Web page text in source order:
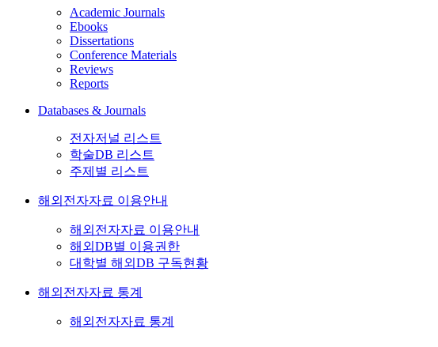
Academic Journals
Ebooks
Dissertations
Conference Materials
Reviews
Reports
Databases & Journals
전자저널 리스트
학술DB 리스트
주제별 리스트
해외전자자료 이용안내
해외전자자료 이용안내
해외DB별 이용권한
대학별 해외DB 구독현황
해외전자자료 통계
해외전자자료 통계